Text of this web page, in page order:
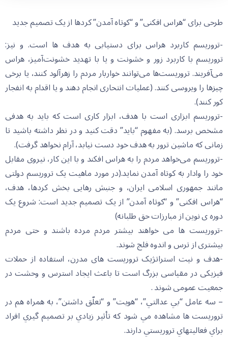
طرحی برای “هراس افکنی” و “کوتاه آمدن” کردها از یک تصمیم جدید
-تروریسم کاربرد هراس برای دستیابی به هدف ها است. و نیز:
تروریسم با کاربرد زور و خشونت و یا با تهدید خشونت‌آمیز، هراس
می‌آفریند. تروریست‌ها می‌توانند خواربار مردم را زهرآلود کنند، یا برخی
چیزها را ویروسی کنند. (عملیات انتحاری انجام دهند و یا اقدام به انفجار
کور کنند).
-تروریسم ابزاری است با هدف، ابزار کاری است که باید به هدفی
مشخص برسد. (به مفهوم “باید” دقت کنید و در نظر داشته باشید تا
زمانی که ماشین ترور به هدف خود دست نیابد، آرام نخواهد گرفت).
-تروریسم می‌خواهد مردم را به هراس افکند و با این کار، نیروی مقابل
خود را وادار به کوتاه آمدن نماید.(در مورد ماهیت یک تروریسم دولتی
مانند جمهوری اسلامی ایران، و جنبش رهایی بخش کردها، هدف،
“هراس افکنی” و “کوتاه آمدن” از یک تصمیم جدید است: شروع یک
دوره ی نوین از مبارزات حق طلبانه)
-تروریست ها می خواهند بیشتر مردم مرده باشند و حتی مردم
بیشتری از ترس و اندوه فلج شوند.
-هدف و نیت استراتژیک تروریست های مدرن، استفاده از حملات
فیزیکی در مقیاسی بزرگ است تا باعث ایجاد استرس و وحشت در
جمعیت عمومی شوند .
– سه عامل “بي عدالتي”، “هويت” و “تعلّق داشتن”، به همراه هم در
تروريست ها مشاهده مي شود كه تأثير زيادي بر تصميم گيري افراد
براي فعاليتهاي تروريستي دارند.